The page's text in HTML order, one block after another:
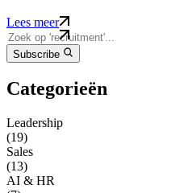
Lees meer
Subscribe
Categorieën
Leadership
(19)
Sales
(13)
AI & HR